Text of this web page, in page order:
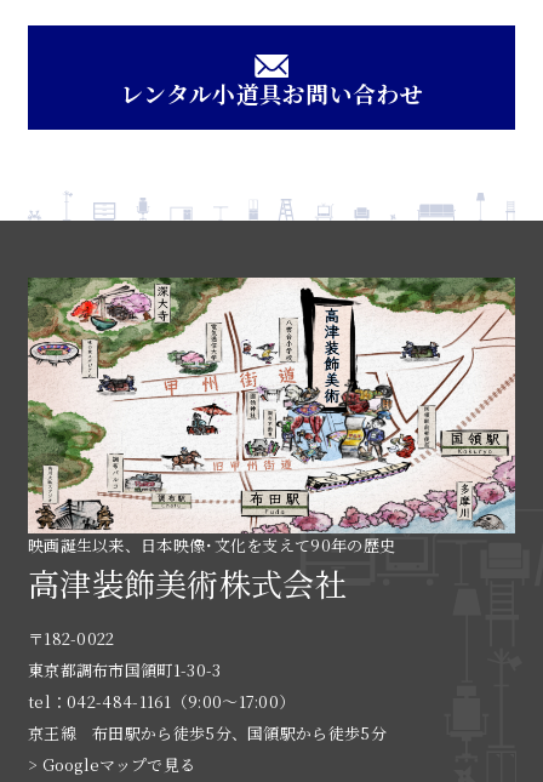
レンタル小道具お問い合わせ
映画誕生以来、日本映像･文化を支えて90年の歴史
高津装飾美術株式会社
〒182-0022
東京都調布市国領町1-30-3
tel：042-484-1161（9:00〜17:00）
京王線 布田駅から徒歩5分、国領駅から徒歩5分
> Googleマップで見る